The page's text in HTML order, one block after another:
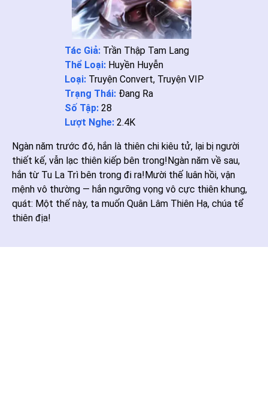
Tác Giả: Trần Thập Tam Lang
Thể Loại: Huyền Huyễn
Loại: Truyện Convert, Truyện VIP
Trạng Thái: Đang Ra
Số Tập: 28
Lượt Nghe: 2.4K
Ngàn năm trước đó, hắn là thiên chi kiêu tử, lại bị người
thiết kế, vẫn lạc thiên kiếp bên trong!Ngàn năm về sau,
hắn từ Tu La Trì bên trong đi ra!Mười thế luân hồi, vận
mệnh vô thường — hắn ngưỡng vọng vô cực thiên khung,
quát: Một thế này, ta muốn Quân Lâm Thiên Hạ, chúa tể
thiên địa!